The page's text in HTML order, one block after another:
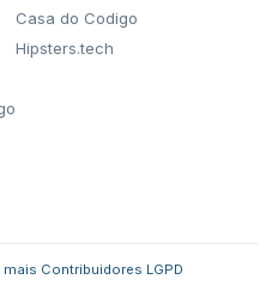
Casa do Codigo
Hipsters.tech
mais Contribuidores LGPD